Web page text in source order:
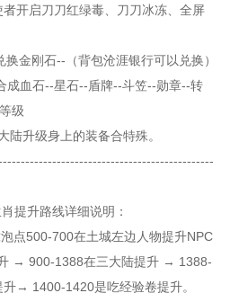
开启刀刀红绿毒、刀刀冰冻、全屏
金刚石--（背包沧涯银行可以兑换）
成血石--星石--盾牌--斗笠--勋章--转
级
升级身上的装备合特殊。
提升路线详细说明：
点500-700在土城左边人物提升NPC
→ 900-1388在三大陆提升 → 1388-
→ 1400-1420是吃经验卷提升。